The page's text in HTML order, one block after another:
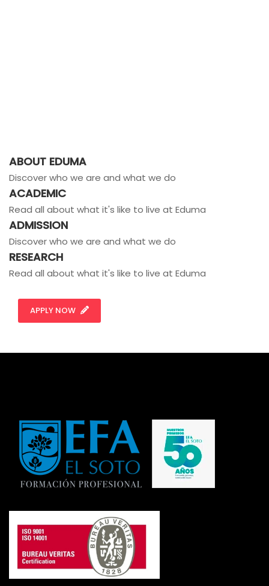
ABOUT EDUMA
Discover who we are and what we do
ACADEMIC
Read all about what it's like to live at Eduma
ADMISSION
Discover who we are and what we do
RESEARCH
Read all about what it's like to live at Eduma
APPLY NOW